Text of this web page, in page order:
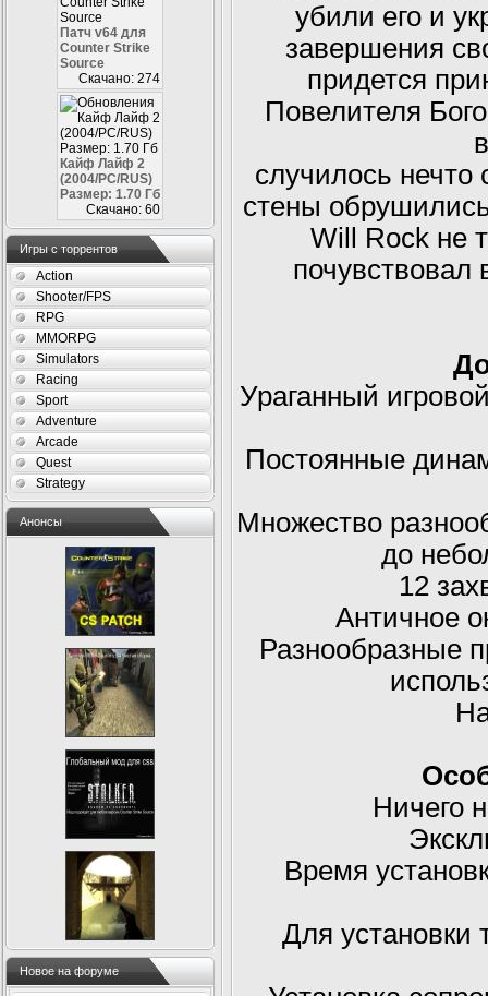
Патч v64 для
Counter Strike
Source
Скачано: 274
Кайф Лайф 2
(2004/PC/RUS)
Размер: 1.70 Гб
Скачано: 60
Игры с торрентов
Action
Shooter/FPS
RPG
MMORPG
Simulators
Racing
Sport
Adventure
Arcade
Quest
Strategy
Анонсы
Новое на форуме
убили его и
завершения
придется
Повелителя
случилось нечто
стены
Will Rock не
Ураганный
Постоянные
Множество
до
12
Античное
Разнообразные
Ничего
Время
Для установки